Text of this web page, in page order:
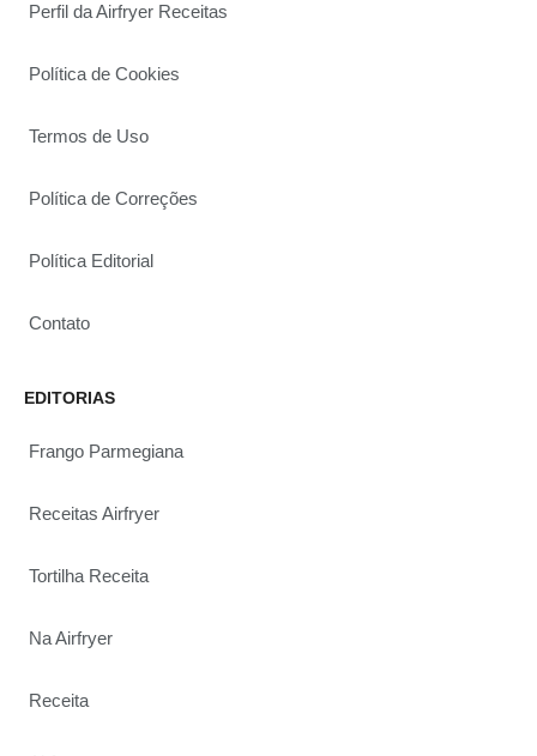
Perfil da Airfryer Receitas
Política de Cookies
Termos de Uso
Política de Correções
Política Editorial
Contato
EDITORIAS
Frango Parmegiana
Receitas Airfryer
Tortilha Receita
Na Airfryer
Receita